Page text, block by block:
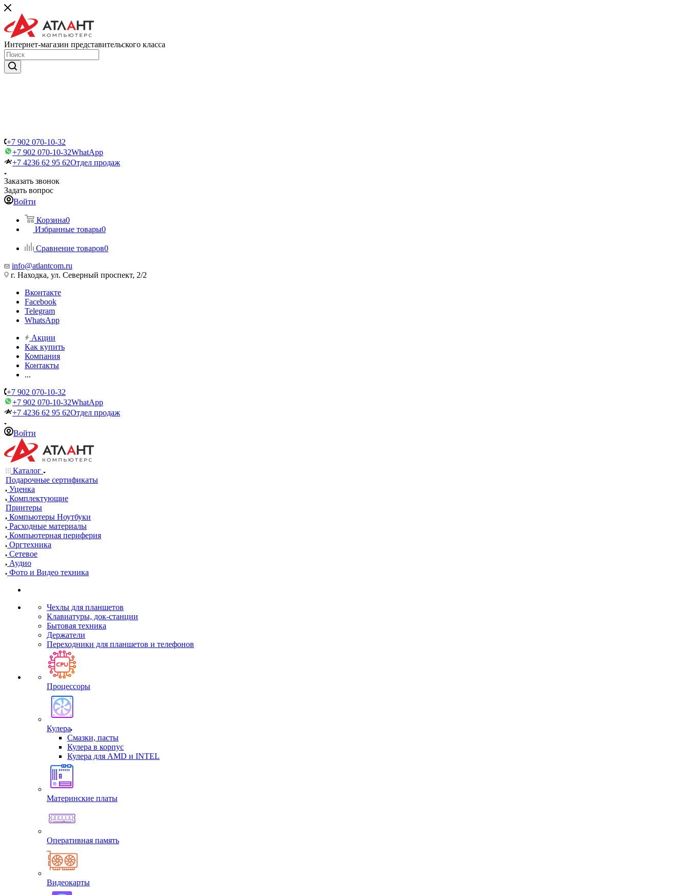
Интернет-магазин представительского класса
+7 902 070-10-32
+7 902 070-10-32WhatApp
+7 4236 62 95 62Отдел продаж
Заказать звонок
Задать вопрос
Войти
Корзина0
Избранные товары0
Сравнение товаров0
info@atlantcom.ru
г. Находка, ул. Северный проспект, 2/2
Вконтакте
Facebook
Telegram
WhatsApp
Акции
Как купить
Компания
Контакты
...
+7 902 070-10-32
+7 902 070-10-32WhatApp
+7 4236 62 95 62Отдел продаж
Войти
Каталог
Подарочные сертификаты
Уценка
Комплектующие
Принтеры
Компьютеры Ноутбуки
Расходные материалы
Компьютерная периферия
Оргтехника
Сетевое
Аудио
Фото и Видео техника
Чехлы для планшетов
Клавиатуры, док-станции
Бытовая техника
Держатели
Переходники для планшетов и телефонов
Процессоры
Кулера
Смазки, пасты
Кулера в корпус
Кулера для AMD и INTEL
Материнские платы
Оперативная память
Видеокарты